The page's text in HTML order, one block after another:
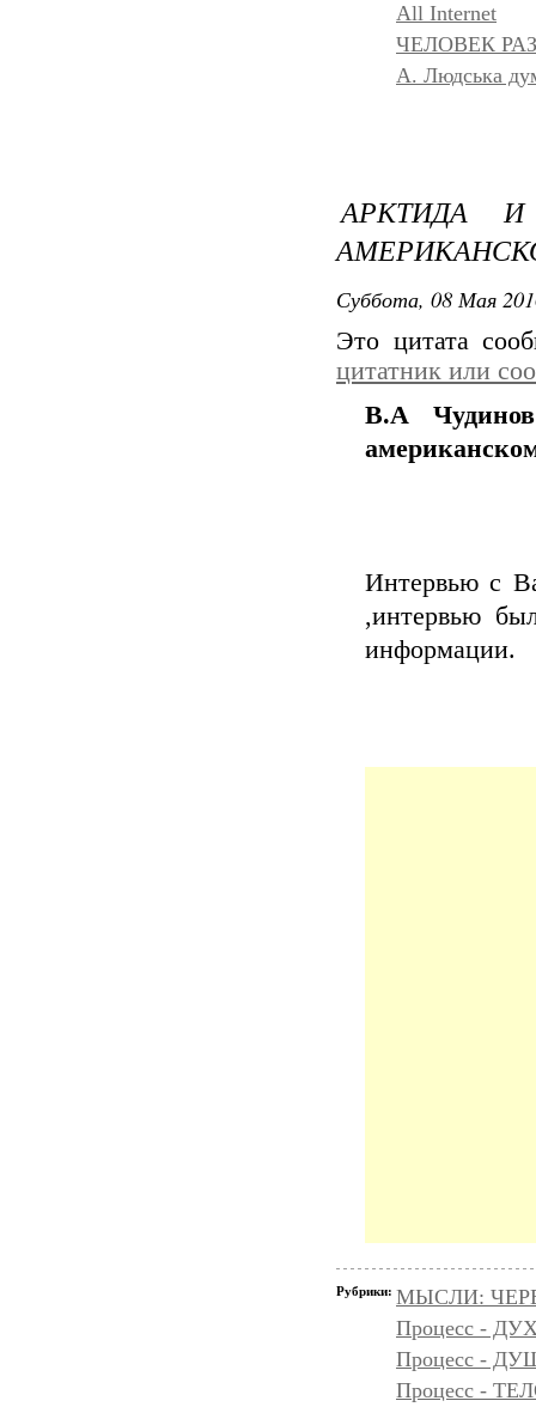
All Internet
ЧЕЛОВЕК
A. Людська
АРКТИДА
Суббота, 08 Мая
Это цитата
цитатник или
В.А
Интервью с
,интервью
информации.
Рубрики: МЫСЛИ:
Процесс -
Процесс -
Процесс -